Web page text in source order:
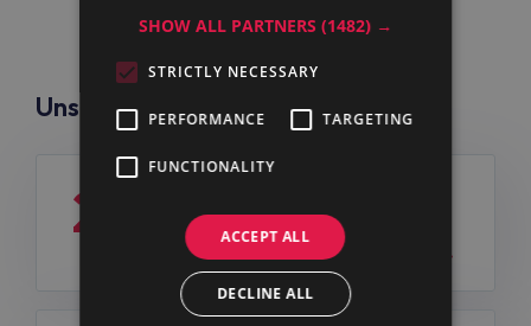
UnsereNews
27
Professionelle Wasch- und
Spültechnik für den Pflegealltag
SHOW ALL PARTNERS (1482) →
STRICTLY NECESSARY
PERFORMANCE TARGETING
FUNCTIONALITY
ACCEPT ALL
DECLINE ALL